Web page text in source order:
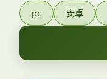
pc 安卓